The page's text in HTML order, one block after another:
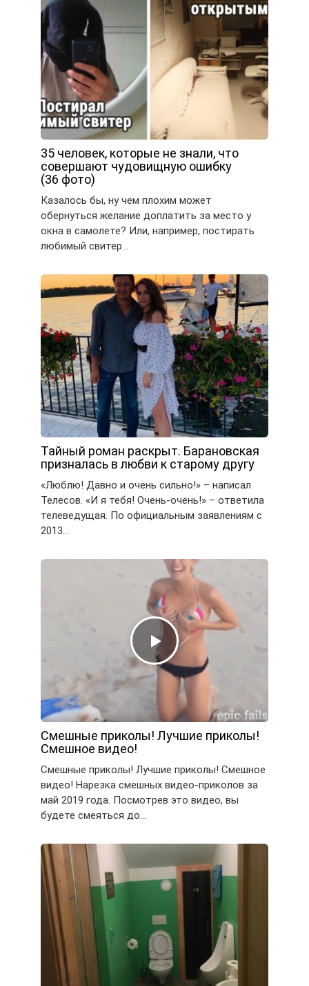
35 человек, которые не знали, что
совершают чудовищную ошибку
(36 фото)
Казалось бы, ну чем плохим может
обернуться желание доплатить за место у
окна в самолете? Или, например, постирать
любимый свитер…
Тайный роман раскрыт. Барановская
призналась в любви к старому другу
«Люблю! Давно и очень сильно!» – написал
Телесов. «И я тебя! Очень-очень!» – ответила
телеведущая. По официальным заявлениям с
2013…
Смешные приколы! Лучшие приколы!
Смешное видео!
Смешные приколы! Лучшие приколы! Смешное
видео! Нарезка смешных видео-приколов за
май 2019 года. Посмотрев это видео, вы
будете смеяться до…